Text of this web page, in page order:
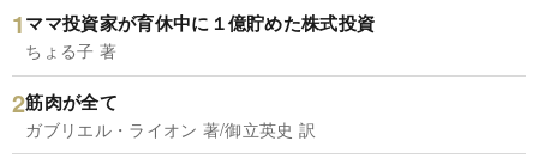
ママ投資家が育休中に１億貯めた株式投資
ちょる子 著
筋肉が全て
ガブリエル・ライオン 著/御立英史 訳